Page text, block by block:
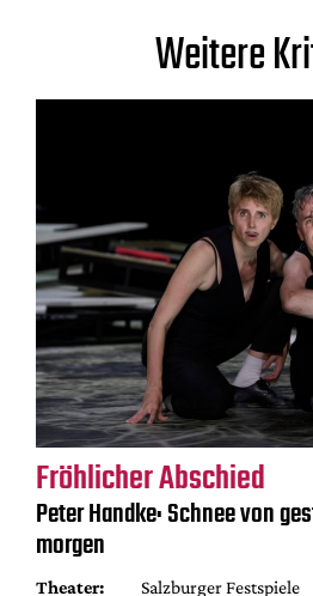
Weitere
Fröhlicher Abschied
Peter Handke: Schnee von
morgen
Theater:
Salzburger Festspiele